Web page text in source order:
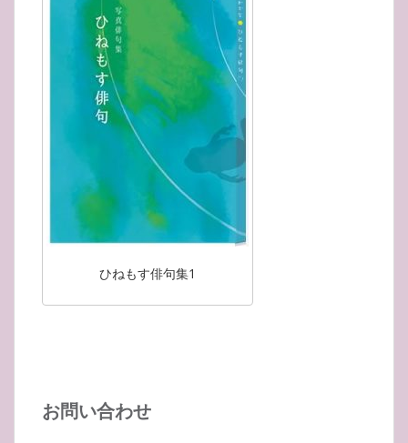
ひねもす俳句集1
お問い合わせ